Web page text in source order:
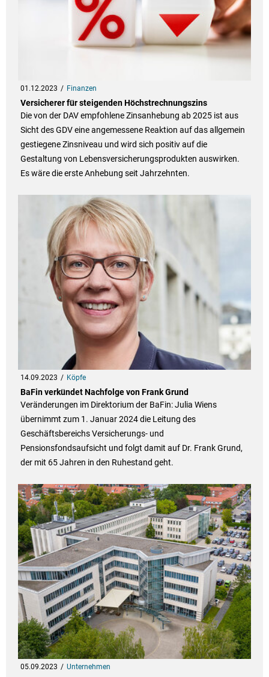
01.12.2023 Finanzen
Versicherer für steigenden Höchstrechnungszins
Die von der DAV empfohlene Zinsanhebung ab 2025 ist aus
Sicht des GDV eine angemessene Reaktion auf das allgemein
gestiegene Zinsniveau und wird sich positiv auf die
Gestaltung von Lebensversicherungsprodukten auswirken.
Es wäre die erste Anhebung seit Jahrzehnten.
14.09.2023 Köpfe
BaFin verkündet Nachfolge von Frank Grund
Veränderungen im Direktorium der BaFin: Julia Wiens
übernimmt zum 1. Januar 2024 die Leitung des
Geschäftsbereichs Versicherungs- und
Pensionsfondsaufsicht und folgt damit auf Dr. Frank Grund,
der mit 65 Jahren in den Ruhestand geht.
05.09.2023 Unternehmen